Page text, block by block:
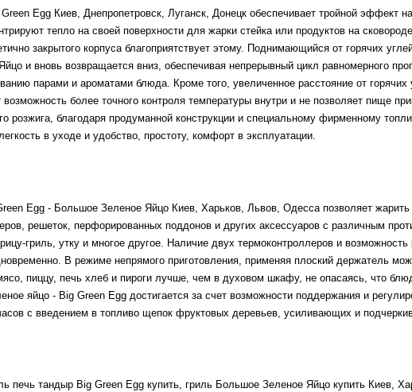
Egg Киев, Днепропетровск, Луганск, Донецк обеспечивает тройной эффект
тепло на своей поверхности для жарки стейка или продуктов на
закрытого корпуса благоприятствует этому. Поднимающийся от горячих
и вновь возвращается вниз, обеспечивая непрерывный цикл равномерного
парами и ароматами блюда. Кроме того, увеличенное расстояние от
возможность более точного контроля температуры внутри и не позволяет пище
розжига, благодаря продуманной конструкции и специальному фирменному
в уходе и удобство, простоту, комфорт в эксплуатации.
Egg - Большое Зеленое Яйцо Киев, Харьков, Львов, Одесса позволяет
решеток, перфорированных поддонов и других аксессуаров с различным
гриль, утку и многое другое. Наличие двух термоконтроллеров и
В режиме непрямого приготовления, применяя плоский держатель
пиццу, печь хлеб и пироги лучше, чем в духовом шкафу, не опасаясь, что
яйцо - Big Green Egg достигается за счет возможности поддержания и
с введением в топливо щепок фруктовых деревьев, усиливающих и
печь тандыр Big Green Egg купить, гриль Большое Зеленое Яйцо купить Киев,